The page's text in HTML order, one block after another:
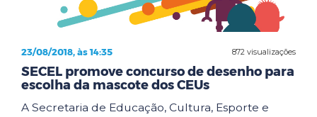
872 visualizações
23/08/2018, às 14:35
SECEL promove concurso de desenho para
escolha da mascote dos CEUs
A Secretaria de Educação, Cultura, Esporte e